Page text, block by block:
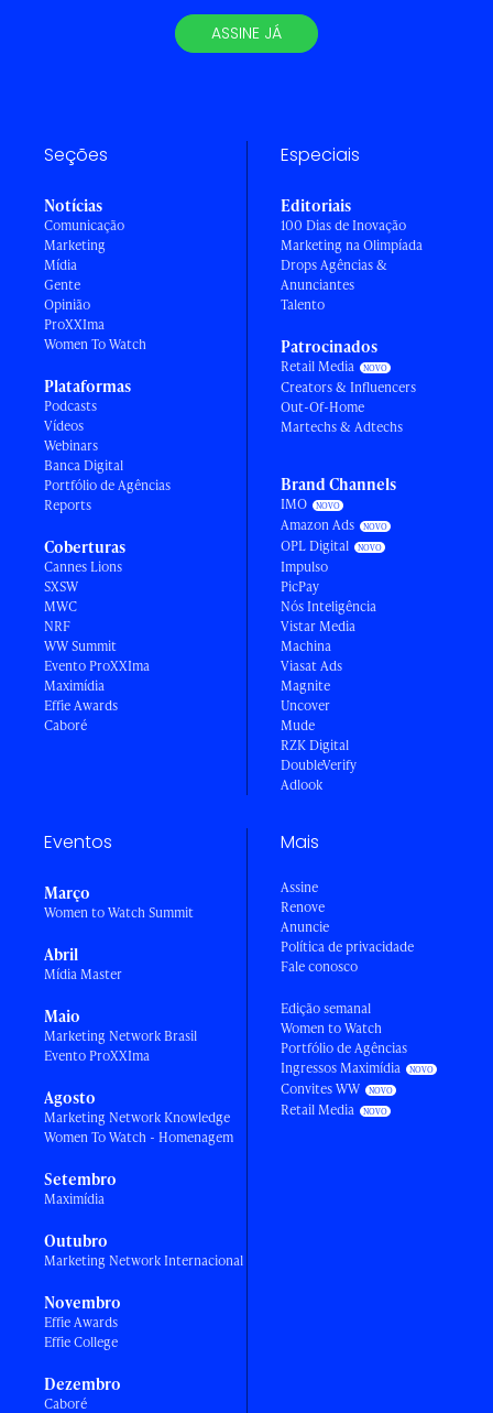
ASSINE JÁ
Seções
Notícias
Comunicação
Marketing
Mídia
Gente
Opinião
ProXXIma
Women To Watch
Plataformas
Podcasts
Vídeos
Webinars
Banca Digital
Portfólio de Agências
Reports
Coberturas
Cannes Lions
SXSW
MWC
NRF
WW Summit
Evento ProXXIma
Maximídia
Effie Awards
Caboré
Especiais
Editoriais
100 Dias de Inovação
Marketing na Olimpíada
Drops Agências &
Anunciantes
Talento
Patrocinados
Retail Media
Creators & Influencers
Out-Of-Home
Martechs & Adtechs
Brand Channels
IMO
Amazon Ads
OPL Digital
Impulso
PicPay
Nós Inteligência
Vistar Media
Machina
Viasat Ads
Magnite
Uncover
Mude
RZK Digital
DoubleVerify
Adlook
Eventos
Março
Women to Watch Summit
Abril
Mídia Master
Maio
Marketing Network Brasil
Evento ProXXIma
Agosto
Marketing Network Knowledge
Women To Watch - Homenagem
Setembro
Maximídia
Outubro
Marketing Network Internacional
Novembro
Effie Awards
Effie College
Dezembro
Caboré
Mais
Assine
Renove
Anuncie
Política de privacidade
Fale conosco
Edição semanal
Women to Watch
Portfólio de Agências
Ingressos Maximídia
Convites WW
Retail Media